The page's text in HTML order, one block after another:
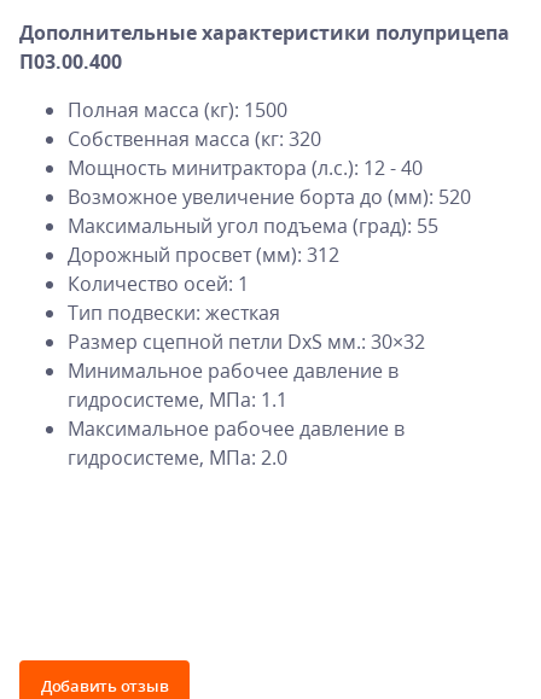
Дополнительные характеристики полуприцепа
П03.00.400
Полная масса (кг): 1500
Собственная масса (кг: 320
Мощность минитрактора (л.с.): 12 - 40
Возможное увеличение борта до (мм): 520
Максимальный угол подъема (град): 55
Дорожный просвет (мм): 312
Количество осей: 1
Тип подвески: жесткая
Размер сцепной петли DxS мм.: 30×32
Минимальное рабочее давление в
гидросистеме, МПа: 1.1
Максимальное рабочее давление в
гидросистеме, МПа: 2.0
Добавить отзыв